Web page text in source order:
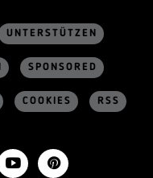
UNTERSTÜTZEN
SPONSORED
COOKIES RSS